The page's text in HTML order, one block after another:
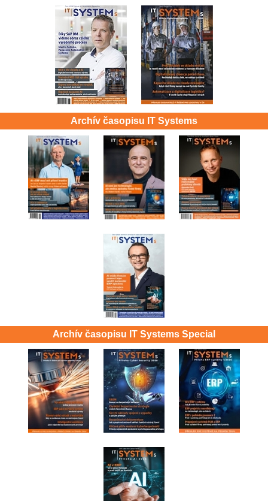
Archív časopisu IT Systems
Archív časopisu IT Systems Special